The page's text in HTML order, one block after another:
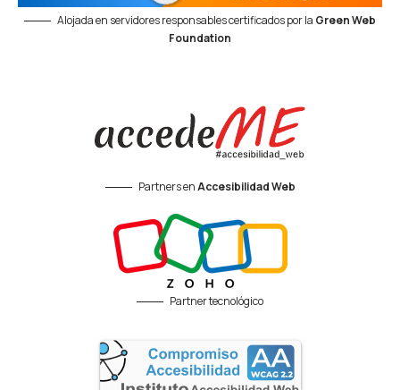
Alojada en servidores responsables certificados por la Green Web
Foundation
Partners enAccesibilidad Web
Partner tecnológico